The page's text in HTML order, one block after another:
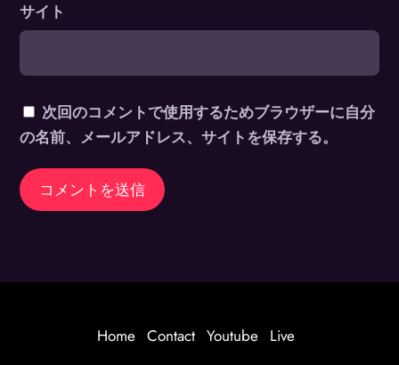
サイト
次回のコメントで使用するためブラウザーに自分
の名前、メールアドレス、サイトを保存する。
Home Contact Youtube Live